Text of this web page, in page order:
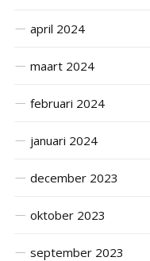
april 2024
maart 2024
februari 2024
januari 2024
december 2023
oktober 2023
september 2023